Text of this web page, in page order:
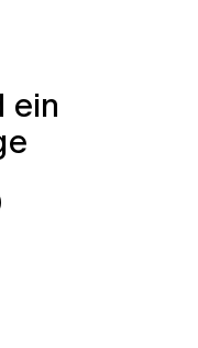
ein